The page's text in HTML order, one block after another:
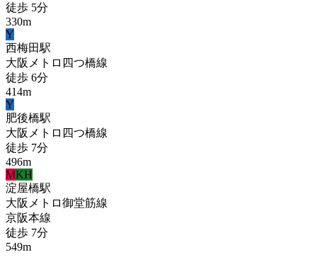
徒歩 5分
330m
Y
西梅田駅
大阪メトロ四つ橋線
徒歩 6分
414m
Y
肥後橋駅
大阪メトロ四つ橋線
徒歩 7分
496m
MKH
淀屋橋駅
大阪メトロ御堂筋線
京阪本線
徒歩 7分
549m